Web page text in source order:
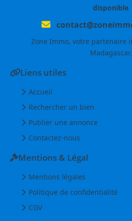
disponible
Zone Immo, votre partenaire
Madagascar.
Liens utiles
Accueil
Rechercher un bien
Publier une annonce
Contactez-nous
Mentions & Légal
Mentions légales
Politique de confidentialité
CGV